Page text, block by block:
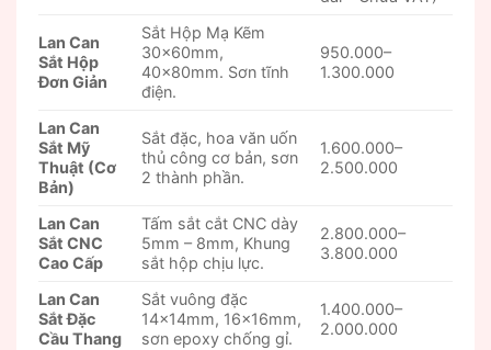
Lan Can
Sắt Hộp
Đơn Giản
Sắt Hộp Mạ Kẽm
30x60mm,
40x80mm. Sơn tĩnh
điện.
950.000–
1.300.000
Lan Can
Sắt Mỹ
Thuật (Cơ
Bản)
Sắt đặc, hoa văn uốn
thủ công cơ bản, sơn
2 thành phần.
1.600.000–
2.500.000
Lan Can
Sắt CNC
Cao Cấp
Tấm sắt cắt CNC dày
5mm – 8mm, Khung
sắt hộp chịu lực.
2.800.000–
3.800.000
Lan Can
Sắt Đặc
Cầu Thang
Sắt vuông đặc
14x14mm, 16x16mm,
sơn epoxy chống gỉ.
1.400.000–
2.000.000